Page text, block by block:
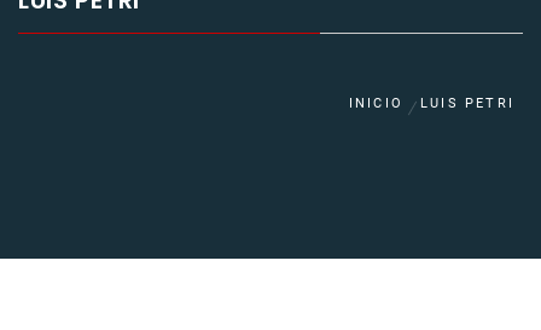
INICIO LUIS PETRI